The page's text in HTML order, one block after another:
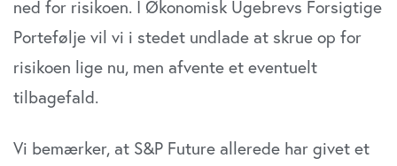
ned for risikoen. I Økonomisk Ugebrevs Forsigtige
Portefølje vil vi i stedet undlade at skrue op for
risikoen lige nu, men afvente et eventuelt
tilbagefald.
Vi bemærker, at S&P Future allerede har givet et